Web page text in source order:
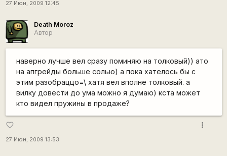
27 Июн, 2009 12:45
Death Moroz
Автор
наверно лучше вел сразу поминяю на толковый)) ато
на апгрейды больше солью) а пока хателось бы с
этим разобраццо=\ хатя вел вполне толковый. а
вилку довести до ума можно я думаю) кста может
кто видел пружины в продаже?
favorite_border
27 Июн, 2009 13:53
more_vert